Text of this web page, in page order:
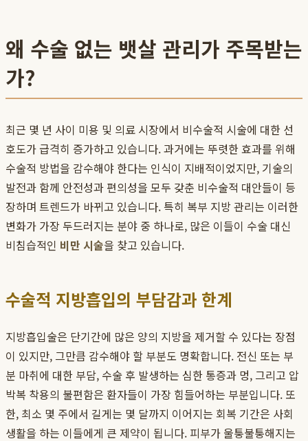
왜 수술 없는 뱃살 관리가 주목받는
가?
최근 몇 년 사이 미용 및 의료 시장에서 비수술적 시술에 대한 선
호도가 급격히 증가하고 있습니다. 과거에는 뚜렷한 효과를 위해
수술적 방법을 감수해야 한다는 인식이 지배적이었지만, 기술의
발전과 함께 안전성과 편의성을 모두 갖춘 비수술적 대안들이 등
장하며 트렌드가 바뀌고 있습니다. 특히 복부 지방 관리는 이러한
변화가 가장 두드러지는 분야 중 하나로, 많은 이들이 수술 대신
비침습적인 비만 시술을 찾고 있습니다.
수술적 지방흡입의 부담감과 한계
지방흡입술은 단기간에 많은 양의 지방을 제거할 수 있다는 장점
이 있지만, 그만큼 감수해야 할 부분도 명확합니다. 전신 또는 부
분 마취에 대한 부담, 수술 후 발생하는 심한 통증과 멍, 그리고 압
박복 착용의 불편함은 환자들이 가장 힘들어하는 부분입니다. 또
한, 최소 몇 주에서 길게는 몇 달까지 이어지는 회복 기간은 사회
생활을 하는 이들에게 큰 제약이 됩니다. 피부가 울퉁불퉁해지는